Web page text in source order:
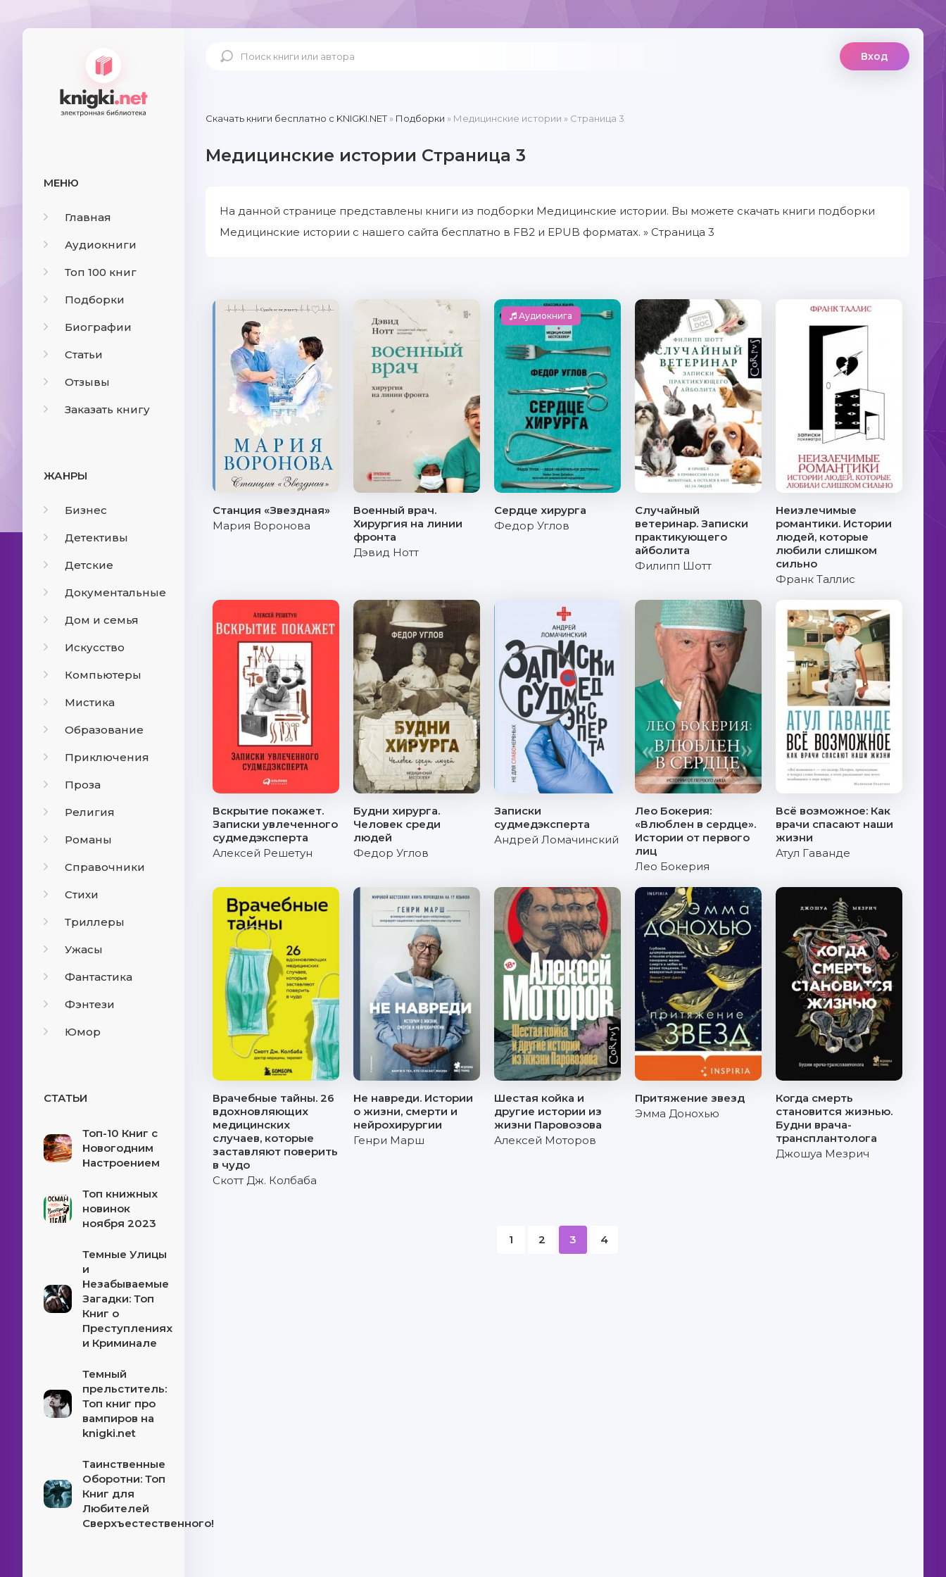
МЕНЮ
Главная
Аудиокниги
Топ 100 книг
Подборки
Биографии
Статьи
Отзывы
Заказать книгу
ЖАНРЫ
Бизнес
Детективы
Детские
Документальные
Дом и семья
Искусство
Компьютеры
Мистика
Образование
Приключения
Проза
Религия
Романы
Справочники
Стихи
Триллеры
Ужасы
Фантастика
Фэнтези
Юмор
СТАТЬИ
Топ-10 Книг с
Новогодним
Настроением
Топ книжных
новинок
ноября 2023
Темные Улицы
и
Незабываемые
Загадки: Топ
Книг о
Преступлениях
и Криминале
Темный
прельститель:
Топ книг про
вампиров на
knigki.net
Таинственные
Оборотни: Топ
Книг для
Любителей
Сверхъестественного!
Вход
Скачать книги бесплатно c KNIGKI.NET» Подборки » Медицинские истории » Страница 3
Медицинские истории Страница 3
На данной странице представлены книги из подборки Медицинские истории. Вы можете скачать книги подборки
Медицинские истории с нашего сайта бесплатно в FB2 и EPUB форматах. » Страница 3
Станция «Звездная»
Мария Воронова
Военный врач.
Хирургия на линии
фронта
Дэвид Нотт
Аудиокнига
Сердце хирурга
Федор Углов
Случайный
ветеринар. Записки
практикующего
айболита
Филипп Шотт
Неизлечимые
романтики. Истории
людей, которые
любили слишком
сильно
Франк Таллис
Вскрытие покажет.
Записки увлеченного
судмедэксперта
Алексей Решетун
Будни хирурга.
Человек среди
людей
Федор Углов
Записки
судмедэксперта
Андрей Ломачинский
Лео Бокерия:
«Влюблен в сердце».
Истории от первого
лиц
Лео Бокерия
Всё возможное: Как
врачи спасают наши
жизни
Атул Гаванде
Врачебные тайны. 26
вдохновляющих
медицинских
случаев, которые
заставляют поверить
в чудо
Скотт Дж. Колбаба
Не навреди. Истории
о жизни, смерти и
нейрохирургии
Генри Марш
Шестая койка и
другие истории из
жизни Паровозова
Алексей Моторов
Притяжение звезд
Эмма Донохью
Когда смерть
становится жизнью.
Будни врача-
трансплантолога
Джошуа Мезрич
1 2 3 4